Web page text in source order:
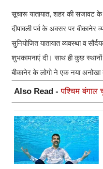
सूचारू यातायात, शहर की सजावट
दीपावली पर्व के अवसर पर बीकानेर
सुनियोजित यातायात व्यवस्था व
शुभकामनाएं दी। साथ ही कुछ
बीकानेर के लोगो ने एक नया अनोखा
Also Read -पश्चिम बंगाल